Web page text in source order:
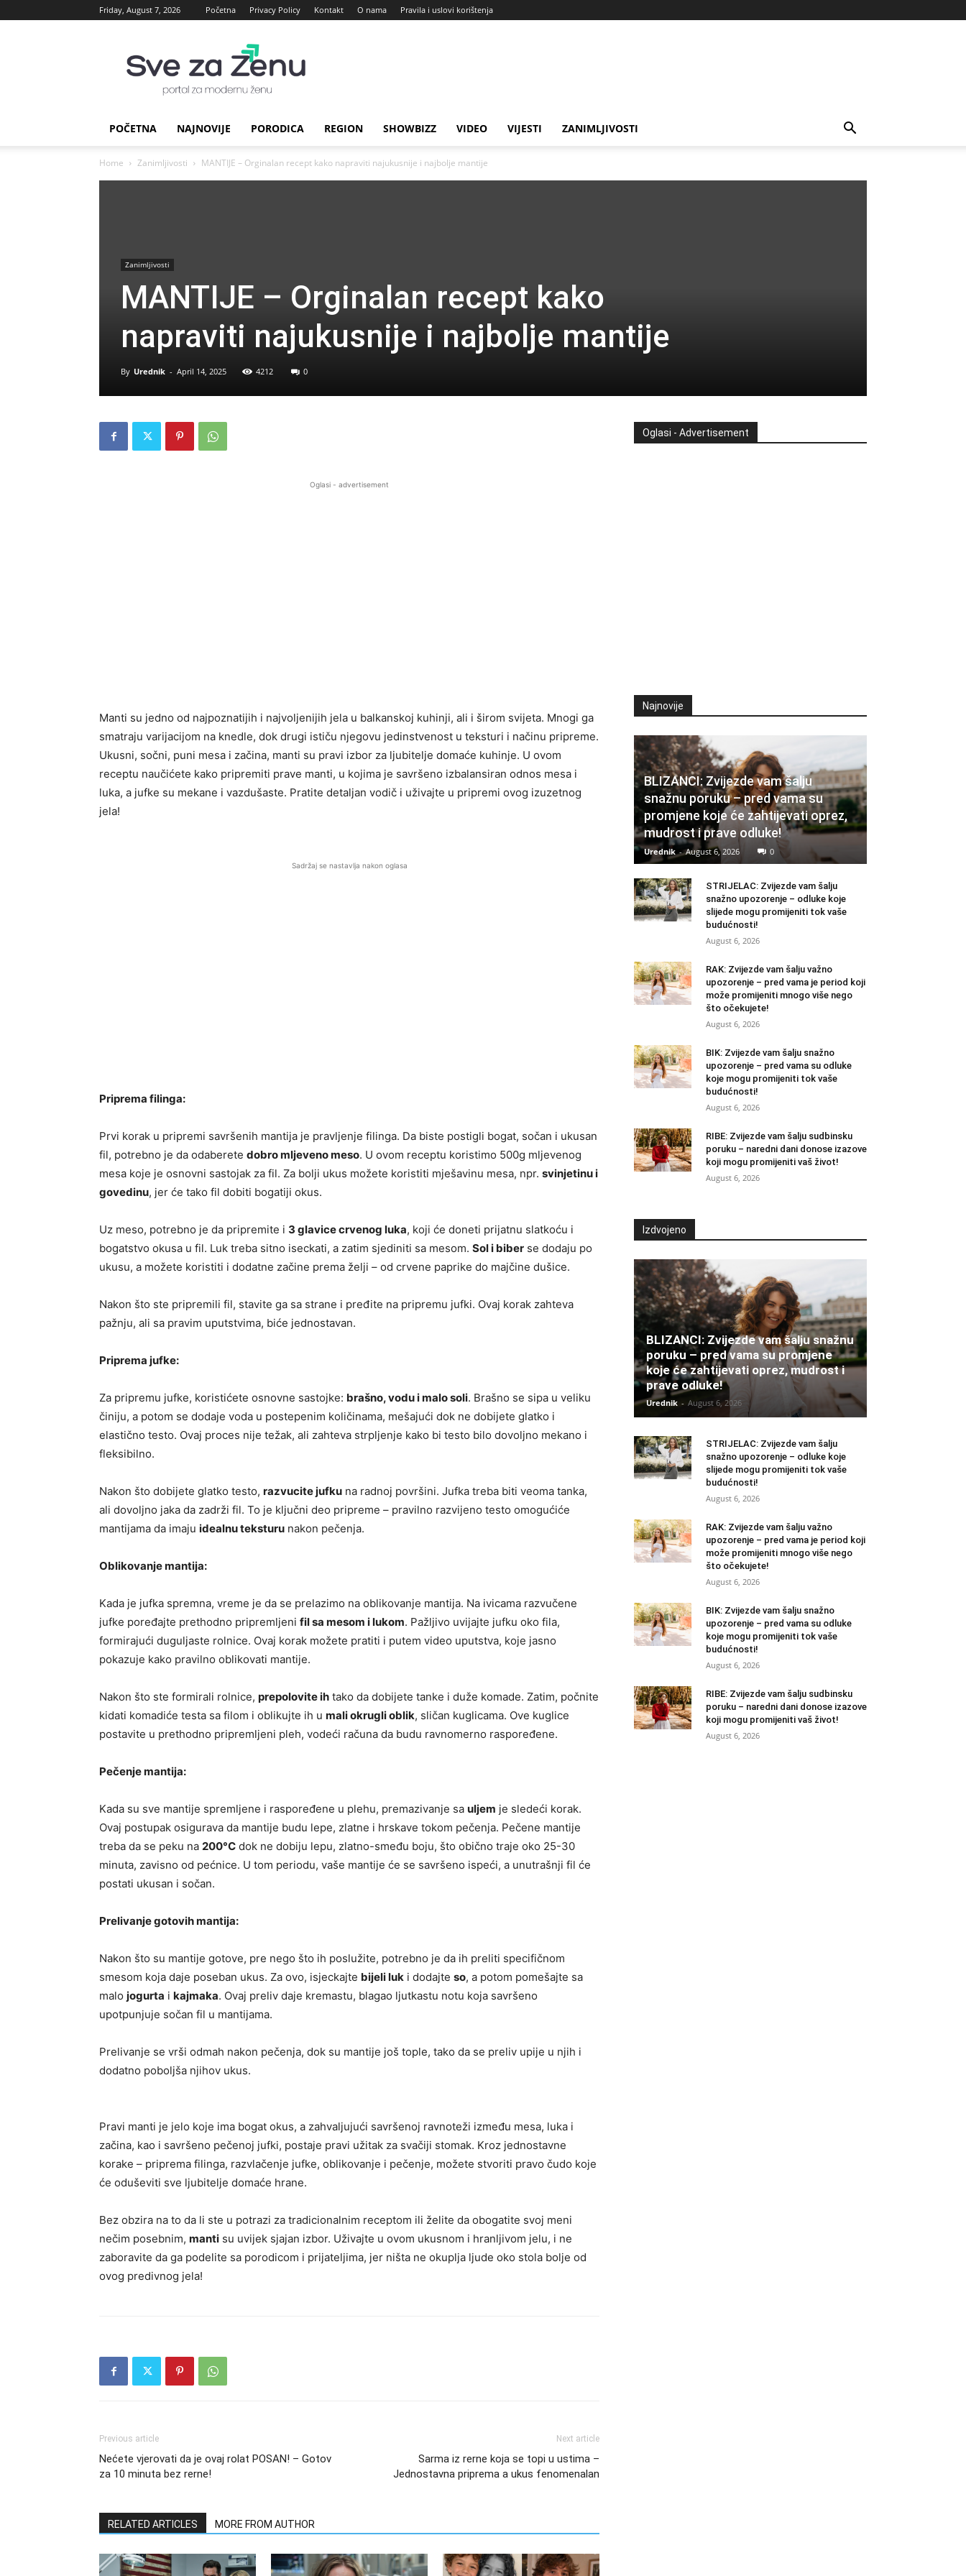
Friday, August 7, 2026 Početna Privacy Policy Kontakt O nama Pravila i uslovi korištenja
za
Zenu
POČETNA NAJNOVIJE PORODICA REGION SHOWBIZZ VIDEO VIJESTI ZANIMLJIVOSTI
Home Zanimljivosti MANTIJE – Orginalan recept kako napraviti najukusnije i najbolje mantije
Zanimljivosti
MANTIJE – Orginalan recept kako
napraviti najukusnije i najbolje mantije
By Urednik - April 14, 2025 4212 0
Oglasi - advertisement
Manti su jedno od najpoznatijih i najvoljenijih jela u balkanskoj kuhinji, ali i širom svijeta. Mnogi ga
smatraju varijacijom na knedle, dok drugi ističu njegovu jedinstvenost u teksturi i načinu pripreme.
Ukusni, sočni, puni mesa i začina, manti su pravi izbor za ljubitelje domaće kuhinje. U ovom
receptu naučićete kako pripremiti prave manti, u kojima je savršeno izbalansiran odnos mesa i
luka, a jufke su mekane i vazdušaste. Pratite detaljan vodič i uživajte u pripremi ovog izuzetnog
jela!
Sadržaj se nastavlja nakon oglasa
Priprema filinga:
Prvi korak u pripremi savršenih mantija je pravljenje filinga. Da biste postigli bogat, sočan i ukusan
fil, potrebno je da odaberete dobro mljeveno meso. U ovom receptu koristimo 500g mljevenog
mesa koje je osnovni sastojak za fil. Za bolji ukus možete koristiti mješavinu mesa, npr. svinjetinu i
govedinu, jer će tako fil dobiti bogatiji okus.
Uz meso, potrebno je da pripremite i 3 glavice crvenog luka, koji će doneti prijatnu slatkoću i
bogatstvo okusa u fil. Luk treba sitno iseckati, a zatim sjediniti sa mesom. Sol i biber se dodaju po
ukusu, a možete koristiti i dodatne začine prema želji – od crvene paprike do majčine dušice.
Nakon što ste pripremili fil, stavite ga sa strane i pređite na pripremu jufki. Ovaj korak zahteva
pažnju, ali sa pravim uputstvima, biće jednostavan.
Priprema jufke:
Za pripremu jufke, koristićete osnovne sastojke: brašno, vodu i malo soli. Brašno se sipa u veliku
činiju, a potom se dodaje voda u postepenim količinama, mešajući dok ne dobijete glatko i
elastično testo. Ovaj proces nije težak, ali zahteva strpljenje kako bi testo bilo dovoljno mekano i
fleksibilno.
Nakon što dobijete glatko testo, razvucite jufku na radnoj površini. Jufka treba biti veoma tanka,
ali dovoljno jaka da zadrži fil. To je ključni deo pripreme – pravilno razvijeno testo omogućiće
mantijama da imaju idealnu teksturu nakon pečenja.
Oblikovanje mantija:
Kada je jufka spremna, vreme je da se prelazimo na oblikovanje mantija. Na ivicama razvučene
jufke poređajte prethodno pripremljeni fil sa mesom i lukom. Pažljivo uvijajte jufku oko fila,
formirajući duguljaste rolnice. Ovaj korak možete pratiti i putem video uputstva, koje jasno
pokazuje kako pravilno oblikovati mantije.
Nakon što ste formirali rolnice, prepolovite ih tako da dobijete tanke i duže komade. Zatim, počnite
kidati komadiće testa sa filom i oblikujte ih u mali okrugli oblik, sličan kuglicama. Ove kuglice
postavite u prethodno pripremljeni pleh, vodeći računa da budu ravnomerno raspoređene.
Pečenje mantija:
Kada su sve mantije spremljene i raspoređene u plehu, premazivanje sa uljem je sledeći korak.
Ovaj postupak osigurava da mantije budu lepe, zlatne i hrskave tokom pečenja. Pečene mantije
treba da se peku na 200°C dok ne dobiju lepu, zlatno-smeđu boju, što obično traje oko 25-30
minuta, zavisno od pećnice. U tom periodu, vaše mantije će se savršeno ispeći, a unutrašnji fil će
postati ukusan i sočan.
Prelivanje gotovih mantija:
Nakon što su mantije gotove, pre nego što ih poslužite, potrebno je da ih preliti specifičnom
smesom koja daje poseban ukus. Za ovo, isjeckajte bijeli luk i dodajte so, a potom pomešajte sa
malo jogurta i kajmaka. Ovaj preliv daje kremastu, blagao ljutkastu notu koja savršeno
upotpunjuje sočan fil u mantijama.
Prelivanje se vrši odmah nakon pečenja, dok su mantije još tople, tako da se preliv upije u njih i
dodatno poboljša njihov ukus.
Pravi manti je jelo koje ima bogat okus, a zahvaljujući savršenoj ravnoteži između mesa, luka i
začina, kao i savršeno pečenoj jufki, postaje pravi užitak za svačiji stomak. Kroz jednostavne
korake – priprema filinga, razvlačenje jufke, oblikovanje i pečenje, možete stvoriti pravo čudo koje
će oduševiti sve ljubitelje domaće hrane.
Bez obzira na to da li ste u potrazi za tradicionalnim receptom ili želite da obogatite svoj meni
nečim posebnim, manti su uvijek sjajan izbor. Uživajte u ovom ukusnom i hranljivom jelu, i ne
zaboravite da ga podelite sa porodicom i prijateljima, jer ništa ne okuplja ljude oko stola bolje od
ovog predivnog jela!
Previous article
Nećete vjerovati da je ovaj rolat POSAN! – Gotov
za 10 minuta bez rerne!
Next article
Sarma iz rerne koja se topi u ustima –
Jednostavna priprema a ukus fenomenalan
RELATED ARTICLES MORE FROM AUTHOR
Oglasi - Advertisement
Najnovije
BLIZANCI: Zvijezde vam šalju
snažnu poruku – pred vama su
promjene koje će zahtijevati oprez,
mudrost i prave odluke!
Urednik - August 6, 2026 0
STRIJELAC: Zvijezde vam šalju
snažno upozorenje – odluke koje
slijede mogu promijeniti tok vaše
budućnosti!
August 6, 2026
RAK: Zvijezde vam šalju važno
upozorenje – pred vama je period koji
može promijeniti mnogo više nego
što očekujete!
August 6, 2026
BIK: Zvijezde vam šalju snažno
upozorenje – pred vama su odluke
koje mogu promijeniti tok vaše
budućnosti!
August 6, 2026
RIBE: Zvijezde vam šalju sudbinsku
poruku – naredni dani donose izazove
koji mogu promijeniti vaš život!
August 6, 2026
Izdvojeno
BLIZANCI: Zvijezde vam šalju snažnu
poruku – pred vama su promjene
koje će zahtijevati oprez, mudrost i
prave odluke!
Urednik - August 6, 2026
STRIJELAC: Zvijezde vam šalju
snažno upozorenje – odluke koje
slijede mogu promijeniti tok vaše
budućnosti!
August 6, 2026
RAK: Zvijezde vam šalju važno
upozorenje – pred vama je period koji
može promijeniti mnogo više nego
što očekujete!
August 6, 2026
BIK: Zvijezde vam šalju snažno
upozorenje – pred vama su odluke
koje mogu promijeniti tok vaše
budućnosti!
August 6, 2026
RIBE: Zvijezde vam šalju sudbinsku
poruku – naredni dani donose izazove
koji mogu promijeniti vaš život!
August 6, 2026